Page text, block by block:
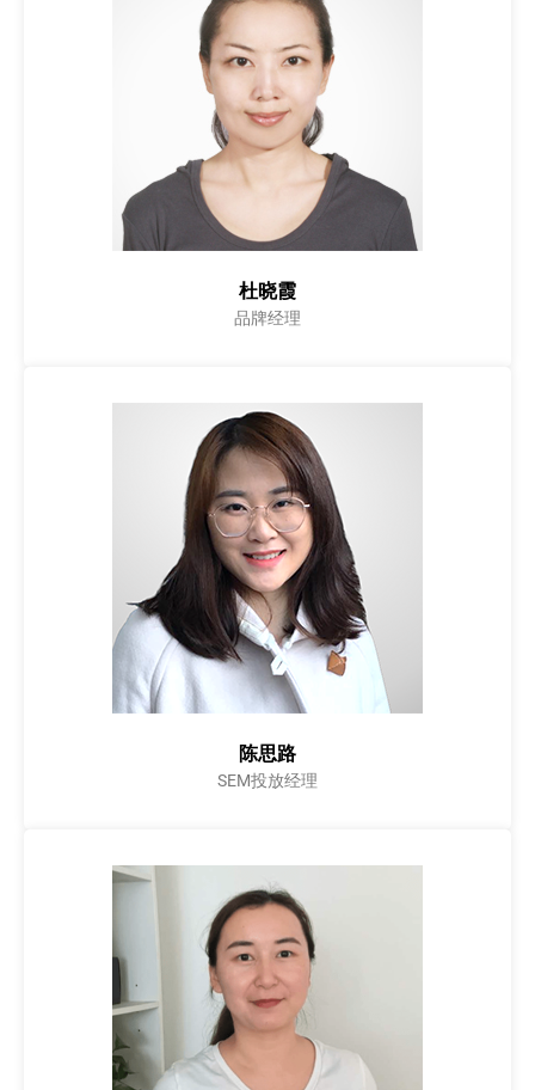
杜晓霞
品牌经理
陈思路
SEM投放经理